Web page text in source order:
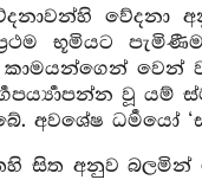
භූමියට
වෙන්
වූ
අවශේෂ ධර්‍මයෝ
සිත අනුව